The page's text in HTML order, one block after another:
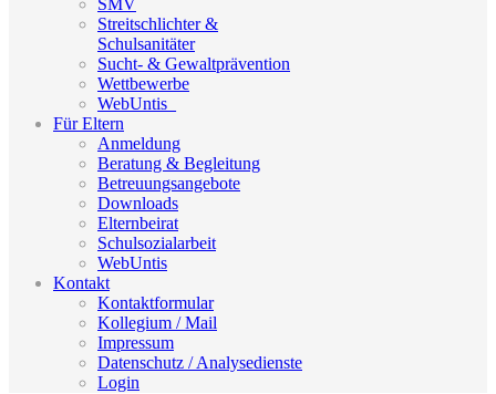
SMV
Streitschlichter &
Schulsanitäter
Sucht- & Gewaltprävention
Wettbewerbe
WebUntis_
Für Eltern
Anmeldung
Beratung & Begleitung
Betreuungsangebote
Downloads
Elternbeirat
Schulsozialarbeit
WebUntis
Kontakt
Kontaktformular
Kollegium / Mail
Impressum
Datenschutz / Analysedienste
Login